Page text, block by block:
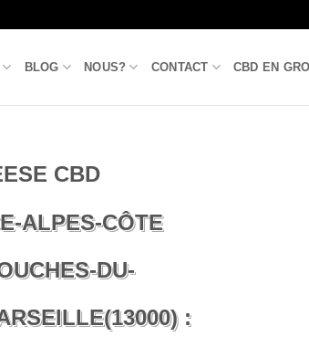
BLOG NOUS? CONTACT CBD EN
CBD
ALPES-CÔTE
DU-
: